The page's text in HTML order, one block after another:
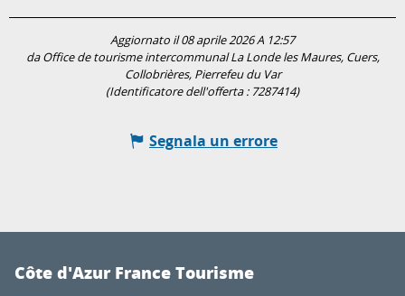
Aggiornato il 08 aprile 2026 A 12:57
da Office de tourisme intercommunal La Londe les Maures, Cuers,
Collobrières, Pierrefeu du Var
(Identificatore dell'offerta : 7287414)
Segnala un errore
Côte d'Azur France Tourisme